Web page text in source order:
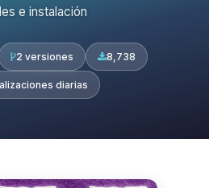
e instalación
2 versiones 8,738
diarias